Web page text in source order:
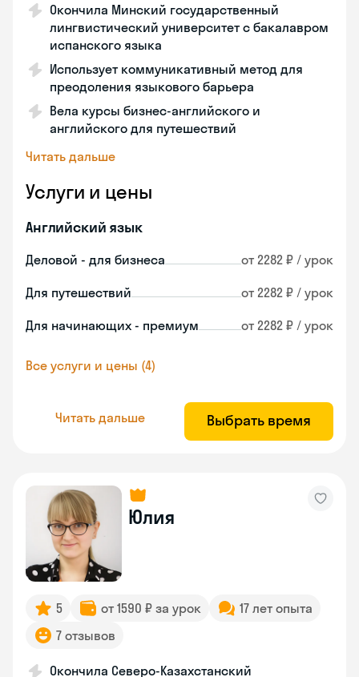
Окончила Минский государственный
лингвистический университет с бакалавром
испанского языка
Использует коммуникативный метод для
преодоления языкового барьера
Вела курсы бизнес-английского и
английского для путешествий
Читать дальше
Услуги и цены
Английский язык
Деловой - для бизнеса от 2282 ₽ / урок
Для путешествий от 2282 ₽ / урок
Для начинающих - премиум от 2282 ₽ / урок
Все услуги и цены (4)
Читать дальше Выбрать время
Юлия
5 от 1590 ₽ за урок
17 лет опыта
7 отзывов
Окончила Северо-Казахстанский